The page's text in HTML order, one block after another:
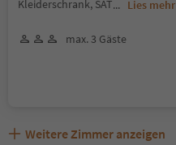
Kleiderschrank, SAT... Lies mehr
max. 3 Gäste
Weitere Zimmer anzeigen